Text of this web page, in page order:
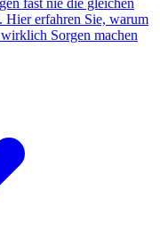
erfahren Sie, warum
Sorgen machen